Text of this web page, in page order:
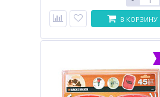
В КОРЗИНУ